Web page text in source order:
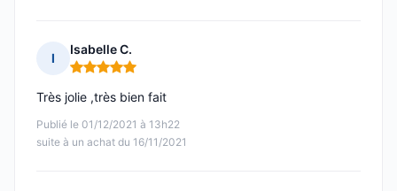
I
Isabelle C.
Note : 5 sur 5
Publié le 01/12/2021 à 13h22
suite à un achat du 16/11/2021
Très jolie ,très bien fait